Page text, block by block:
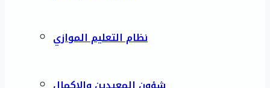
نظام التعليم الموازي